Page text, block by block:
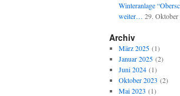
Winteranlage
weiter… 29. Oktober
Archiv
März 2025(1)
Januar 2025(2)
Juni 2024(1)
Oktober 2023 (2)
Mai 2023 (1)